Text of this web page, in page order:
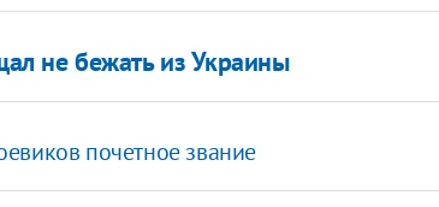
не бежать из Украины
почетное звание